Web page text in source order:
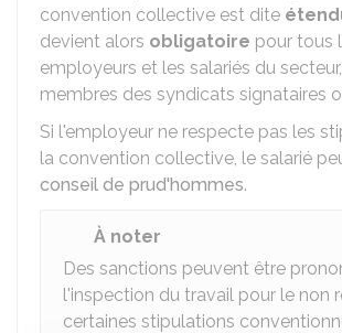
convention collective est dite
devient alors obligatoire pour tous
employeurs et les salariés du
membres des syndicats signataires
Si l'employeur ne respecte pas les
la convention collective, le salarié
conseil de prud'hommes.
À noter
Des sanctions peuvent être
l'inspection du travail pour le non
certaines stipulations